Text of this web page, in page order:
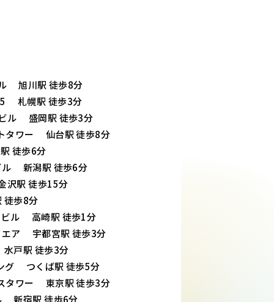
旭川駅 徒歩8分
札幌駅 徒歩3分
ル 盛岡駅 徒歩3分
タワー 仙台駅 徒歩8分
徒歩6分
ル 新潟駅 徒歩6分
沢駅 徒歩15分
徒歩8分
ビル 高崎駅 徒歩1分
エア 宇都宮駅 徒歩3分
戸駅 徒歩3分
グ つくば駅 徒歩5分
タワー 東京駅 徒歩3分
新宿駅 徒歩6分